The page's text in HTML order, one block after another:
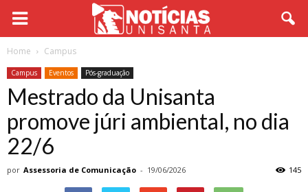
Home Campus
Campus Eventos Pós-graduação
Mestrado da Unisanta
promove júri ambiental, no dia
22/6
por Assessoria de Comunicação - 19/06/2026 145